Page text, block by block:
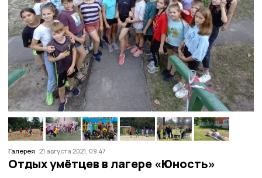
Галерея 21 августа 2021, 09:47
Отдых умётцев в лагере «Юность»